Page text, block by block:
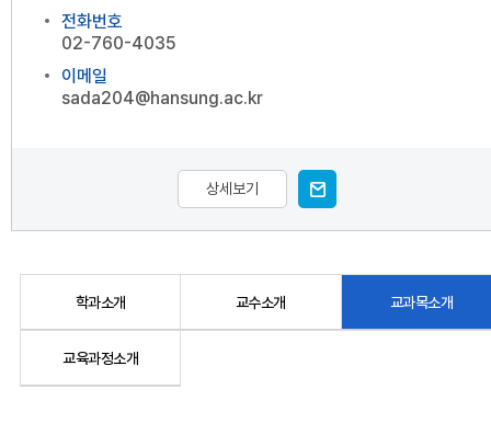
전화번호
02-760-4035
이메일
sada204@hansung.ac.kr
상세보기
학과소개 교수소개 교과목소개
교육과정소개